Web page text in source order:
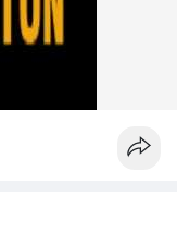
khi xuất hiện
trong ngày, ưu tiên
gian của Vlike.vn!